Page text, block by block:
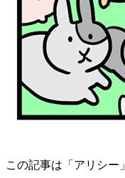
この記事は「アリシー